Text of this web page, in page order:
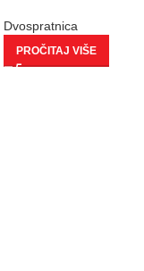
Dvospratnica
PROČITAJ VIŠE